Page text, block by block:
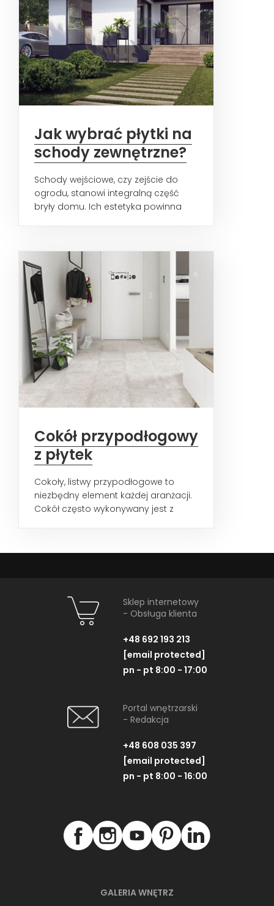
Jak wybrać płytki na
schody zewnętrzne?
Schody wejściowe, czy zejście do
ogrodu, stanowi integralną część
bryły domu. Ich estetyka powinna
Cokół przypodłogowy
z płytek
Cokoły, listwy przypodłogowe to
niezbędny element każdej aranżacji.
Cokół często wykonywany jest z
GALERIA WNĘTRZ
Sklep internetowy
- Obsługa klienta
+48 692 193 213
[email protected]
pn - pt 8:00 - 17:00
Portal wnętrzarski
- Redakcja
+48 608 035 397
[email protected]
pn - pt 8:00 - 16:00